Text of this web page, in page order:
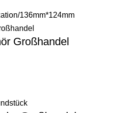
136mm*124mm
Großhandel